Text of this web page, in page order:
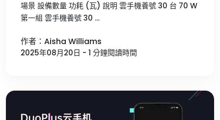
場景 設備數量 功耗 (瓦) 說明 雲手機養號 30 台 70 W
第一組 雲手機養號 30 …
作者：Aisha Williams
2025年08月20日 - 1 分鐘閱讀時間